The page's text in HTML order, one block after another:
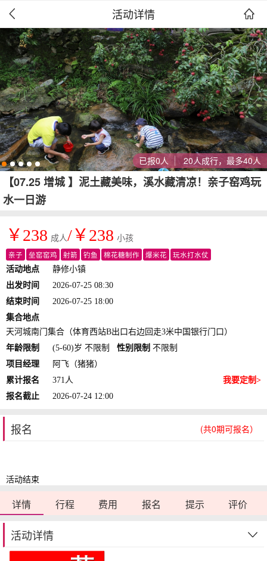
 活动详情 
已报0人 20人成行，最多40人
【07.25 增城 】泥土藏美味，溪水藏清凉！亲子窑鸡玩
水一日游
￥238 成人/￥238 小孩
亲子 垒窑窑鸡 射箭 钓鱼 棉花糖制作 爆米花 玩水打水仗
活动地点
静修小镇
出发时间
2026-07-25 08:30
结束时间
2026-07-25 18:00
集合地点
天河城南门集合（体育西站B出口右边回走3米中国银行门口）
年龄限制
(5-60)岁 不限制 性别限制 不限制
项目经理
阿飞（猪猪）
累计报名
371人
我要定制>
报名截止
2026-07-24 12:00
报名 (共0期可报名）
活动结束
详情 行程 费用 报名 提示 评价
活动详情